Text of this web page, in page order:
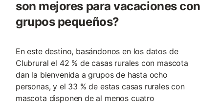
son mejores para vacaciones con
grupos pequeños?
En este destino, basándonos en los datos de
Clubrural el 42 % de casas rurales con mascota
dan la bienvenida a grupos de hasta ocho
personas, y el 33 % de estas casas rurales con
mascota disponen de al menos cuatro